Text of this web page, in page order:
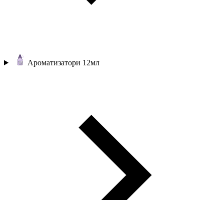
Ароматизатори 12мл